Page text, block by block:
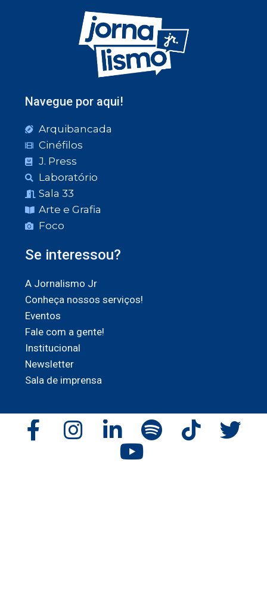
Navegue por aqui!
Arquibancada
Cinéfilos
J. Press
Laboratório
Sala 33
Arte e Grafia
Foco
Se interessou?
A Jornalismo Jr
Conheça nossos serviços!
Eventos
Fale com a gente!
Institucional
Newsletter
Sala de imprensa